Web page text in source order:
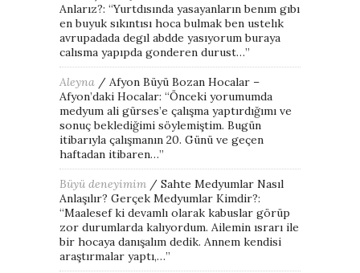
Anlarız?: “Yurtdısında yasayanların benım gıbı
en buyuk sıkıntısı hoca bulmak ben ustelık
avrupadada degıl abdde yasıyorum buraya
calısma yapıpda gonderen durust…”
Aleyna / Afyon Büyü Bozan Hocalar –
Afyon’daki Hocalar: “Önceki yorumumda
medyum ali gürses’e çalışma yaptırdığımı ve
sonuç beklediğimi söylemiştim. Bugün
itibarıyla çalışmanın 20. Günü ve geçen
haftadan itibaren…”
Büyü deneyimim / Sahte Medyumlar Nasıl
Anlaşılır? Gerçek Medyumlar Kimdir?:
“Maalesef ki devamlı olarak kabuslar görüp
zor durumlarda kalıyordum. Ailemin ısrarı ile
bir hocaya danışalım dedik. Annem kendisi
araştırmalar yaptı,…”